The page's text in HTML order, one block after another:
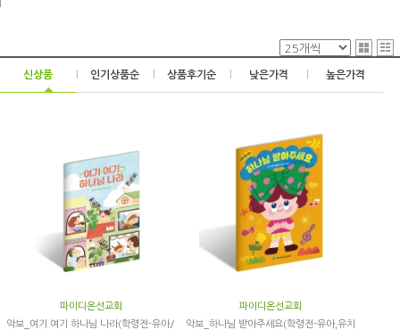
신상품 인기상품순 상품후기순 낮은가격 높은가격
파이디온선교회
악보_여기 여기 하나님 나라(학령전-유아/
파이디온선교회
악보_하나님 받아주세요(학령전-유아,유치